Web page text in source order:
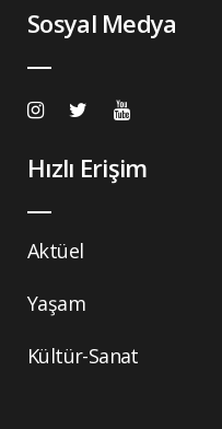
Sosyal Medya
Hızlı Erişim
Aktüel
Yaşam
Kültür-Sanat